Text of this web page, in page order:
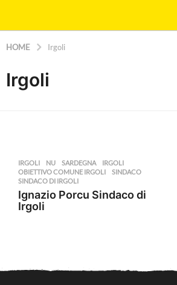
HOME Irgoli
Irgoli
IRGOLI ,NU ,SARDEGNA IRGOLI
OBIETTIVO COMUNE IRGOLI
,SINDACO
SINDACO DI IRGOLI
Ignazio Porcu Sindaco di
Irgoli